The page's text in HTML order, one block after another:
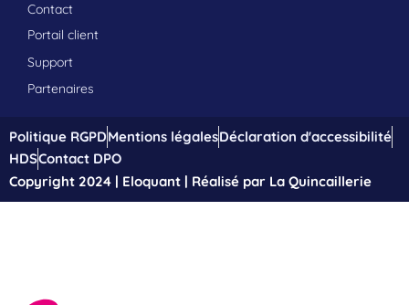
Contact
Portail client
Support
Partenaires
Politique RGPDMentions légalesDéclaration d'accessibilité
HDSContact DPO
Copyright 2024 | Eloquant | Réalisé par La Quincaillerie